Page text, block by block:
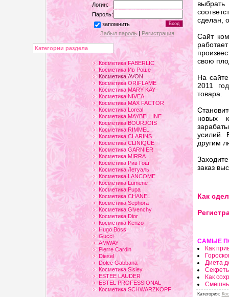
Логин:
Пароль:
запомнить
Забыл пароль | Регистрация
Категории раздела
Косметика FABERLIC
Косметика Ив Роше
Косметика AVON
Косметика ORIFLAME
Косметика MARY KAY
Косметика NIVEA
Косметика MAX FACTOR
Косметика Loreal
Косметика MAYBELLINE
Косметика BOURJOIS
Косметика RIMMEL
Косметика CLARINS
Косметика CLINIQUE
Косметика GARNIER
Косметика MIRRA
Косметика Рив Гош
Косметика Летуаль
Косметика LANCOME
Косметика Lumene
Косметика Pupa
Косметика CHANEL
Косметика Sephora
Косметика Givenchy
Косметика Dior
Косметика Kenzo
Hugo Boss
Gucci
AMWAY
Pierre Cardin
Diesel
Dolce Gabbana
Косметика Sisley
ESTEE LAUDER
ESTEL PROFESSIONAL
Косметика SCHWARZKOPF
сделан,
Сайт
свою
На
2011
товара.
новых
усилий.
другим
заказ
Как
САМЫЕ
Как
Диета
Как
Категория: